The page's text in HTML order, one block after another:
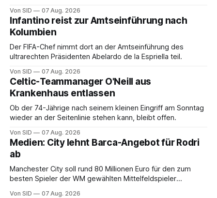
Von SID 07 Aug. 2026
Infantino reist zur Amtseinführung nach
Kolumbien
Der FIFA-Chef nimmt dort an der Amtseinführung des
ultrarechten Präsidenten Abelardo de la Espriella teil.
Von SID 07 Aug. 2026
Celtic-Teammanager O'Neill aus
Krankenhaus entlassen
Ob der 74-Jährige nach seinem kleinen Eingriff am Sonntag
wieder an der Seitenlinie stehen kann, bleibt offen.
Von SID 07 Aug. 2026
Medien: City lehnt Barca-Angebot für Rodri
ab
Manchester City soll rund 80 Millionen Euro für den zum
besten Spieler der WM gewählten Mittelfeldspieler
Von SID 07 Aug. 2026